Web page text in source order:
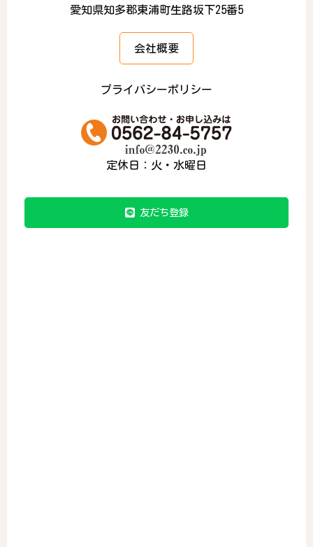
愛知県知多郡東浦町生路坂下25番5
会社概要
プライバシーポリシー
定休日：火・水曜日
友だち登録